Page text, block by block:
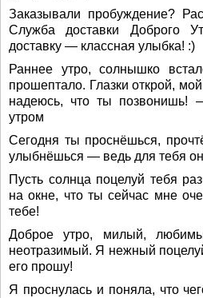
Заказывали пробуждение?
Служба доставки Доброго
доставку — классная улыбка! :)
Раннее утро, солнышко
прошептало. Глазки открой,
надеюсь, что ты позвонишь!
утром
Сегодня ты проснёшься,
улыбнёшься — ведь для тебя
Пусть солнца поцелуй тебя
на окне, что ты сейчас мне
тебе!
Доброе утро, милый,
неотразимый. Я нежный
его прошу!
Я проснулась и поняла, что